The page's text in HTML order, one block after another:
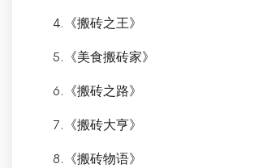
4.《搬砖之王》
5.《美食搬砖家》
6.《搬砖之路》
7.《搬砖大亨》
8.《搬砖物语》